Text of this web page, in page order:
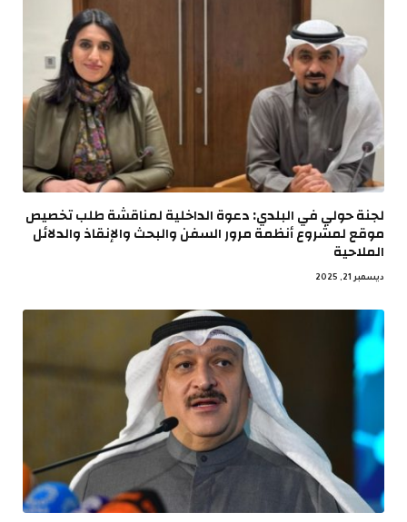
لجنة حولي في البلدي: دعوة الداخلية لمناقشة طلب تخصيص
موقع لمشروع أنظمة مرور السفن والبحث والإنقاذ والدلائل
الملاحية
ديسمبر 21, 2025